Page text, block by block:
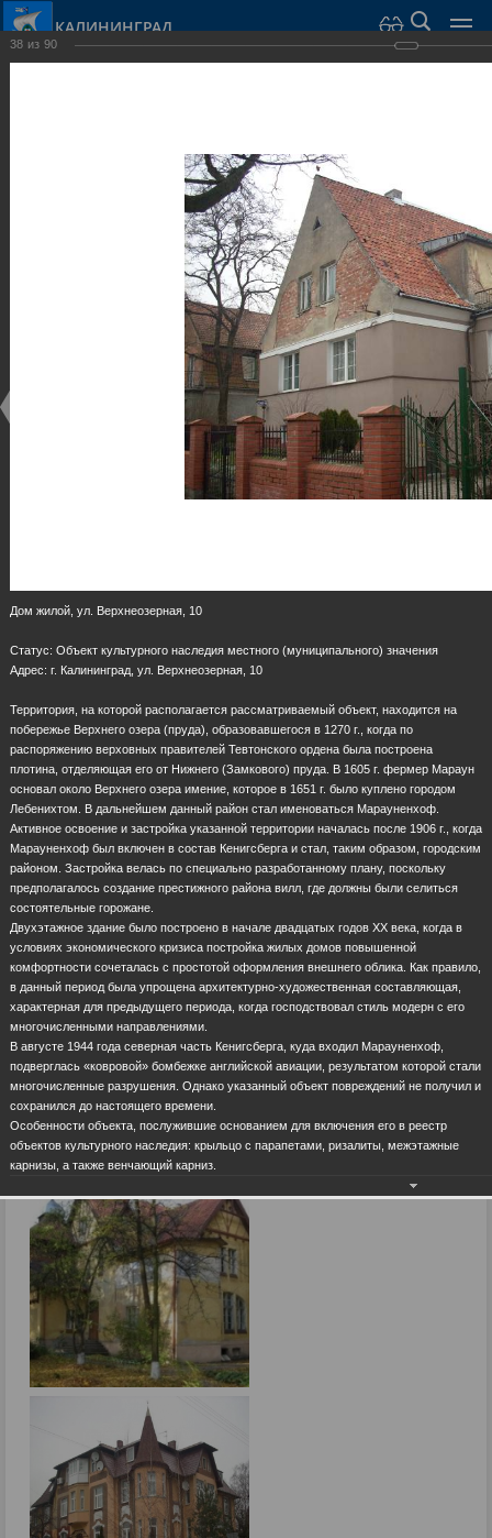
КАЛИНИНГРАД
38 из 90
Дом жилой, ул. Верхнеозерная, 10
Статус: Объект культурного наследия местного (муниципального) значения
Адрес: г. Калининград, ул. Верхнеозерная, 10
Территория, на которой располагается рассматриваемый объект, находится на
побережье Верхнего озера (пруда), образовавшегося в 1270 г., когда по
распоряжению верховных правителей Тевтонского ордена была построена
плотина, отделяющая его от Нижнего (Замкового) пруда. В 1605 г. фермер Мараун
основал около Верхнего озера имение, которое в 1651 г. было куплено городом
Лебенихтом. В дальнейшем данный район стал именоваться Марауненхоф.
Активное освоение и застройка указанной территории началась после 1906 г., когда
Марауненхоф был включен в состав Кенигсберга и стал, таким образом, городским
районом. Застройка велась по специально разработанному плану, поскольку
предполагалось создание престижного района вилл, где должны были селиться
состоятельные горожане.
Двухэтажное здание было построено в начале двадцатых годов XX века, когда в
условиях экономического кризиса постройка жилых домов повышенной
комфортности сочеталась с простотой оформления внешнего облика. Как правило,
в данный период была упрощена архитектурно-художественная составляющая,
характерная для предыдущего периода, когда господствовал стиль модерн с его
многочисленными направлениями.
В августе 1944 года северная часть Кенигсберга, куда входил Марауненхоф,
подверглась «ковровой» бомбежке английской авиации, результатом которой стали
многочисленные разрушения. Однако указанный объект повреждений не получил и
сохранился до настоящего времени.
Особенности объекта, послужившие основанием для включения его в реестр
объектов культурного наследия: крыльцо с парапетами, ризалиты, межэтажные
карнизы, а также венчающий карниз.